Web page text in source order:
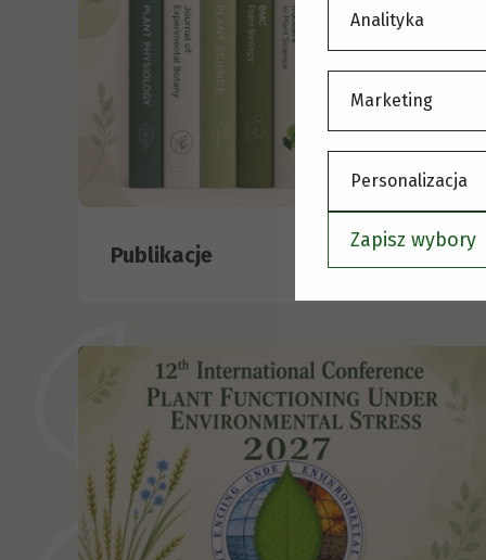
Publikacje
Analityka
Marketing
Personalizacja
Zapisz wybory